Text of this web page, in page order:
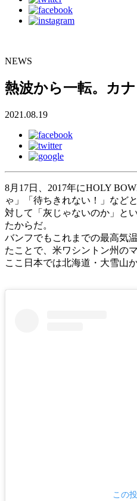
NEWS
熱波から一転。カ
2021.08.19
8月17日、2017年にHOLY
ゃ」「待ちきれない！」など
対して「灰じゃないのか」と
たからだ。
バンフでもこれまでの最高気
たことで、米ワシントン州の
ここ日本では北海道・大雪山
この